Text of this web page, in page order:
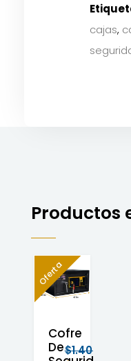
cajas,
Productos
Oferta
Cofre
De$1.400.000